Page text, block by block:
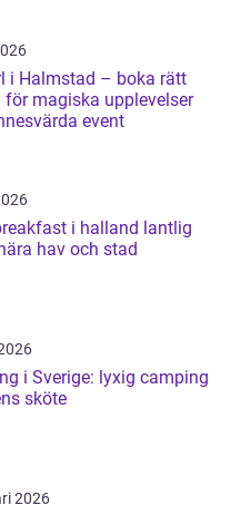
i Halmstad – boka rätt
för magiska upplevelser
event
i halland lantlig
hav och stad
i Sverige: lyxig camping
sköte
2026